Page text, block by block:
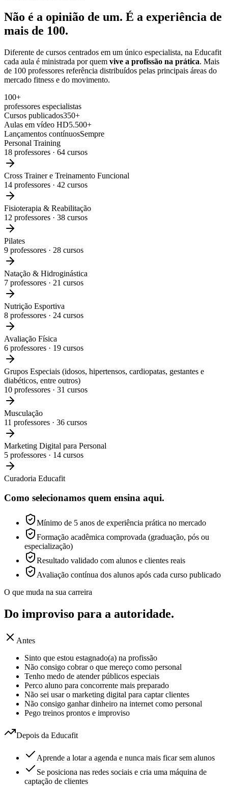
Não é a opinião de um. É a experiência de
mais de 100.
Diferente de cursos centrados em um único especialista, na Educafit
cada aula é ministrada por quem vive a profissão na prática. Mais
de 100 professores referência distribuídos pelas principais áreas do
mercado fitness e do movimento.
100+
professores especialistas
Cursos publicados350+
Aulas em vídeo HD5.500+
Lançamentos contínuosSempre
Personal Training
18 professores · 64 cursos
Cross Trainer e Treinamento Funcional
14 professores · 42 cursos
Fisioterapia & Reabilitação
12 professores · 38 cursos
Pilates
9 professores · 28 cursos
Natação & Hidroginástica
7 professores · 21 cursos
Nutrição Esportiva
8 professores · 24 cursos
Avaliação Física
6 professores · 19 cursos
Grupos Especiais (idosos, hipertensos, cardiopatas, gestantes e
diabéticos, entre outros)
10 professores · 31 cursos
Musculação
11 professores · 36 cursos
Marketing Digital para Personal
5 professores · 14 cursos
Curadoria Educafit
Como selecionamos quem ensina aqui.
Mínimo de 5 anos de experiência prática no mercado
Formação acadêmica comprovada (graduação, pós ou
especialização)
Resultado validado com alunos e clientes reais
Avaliação contínua dos alunos após cada curso publicado
O que muda na sua carreira
Do improviso para a autoridade.
Antes
Sinto que estou estagnado(a) na profissão
Não consigo cobrar o que mereço como personal
Tenho medo de atender públicos especiais
Perco aluno para concorrente mais preparado
Não sei usar o marketing digital para captar clientes
Não consigo ganhar dinheiro na internet como personal
Pego treinos prontos e improviso
Depois da Educafit
Aprende a lotar a agenda e nunca mais ficar sem alunos
Se posiciona nas redes sociais e cria uma máquina de
captação de clientes